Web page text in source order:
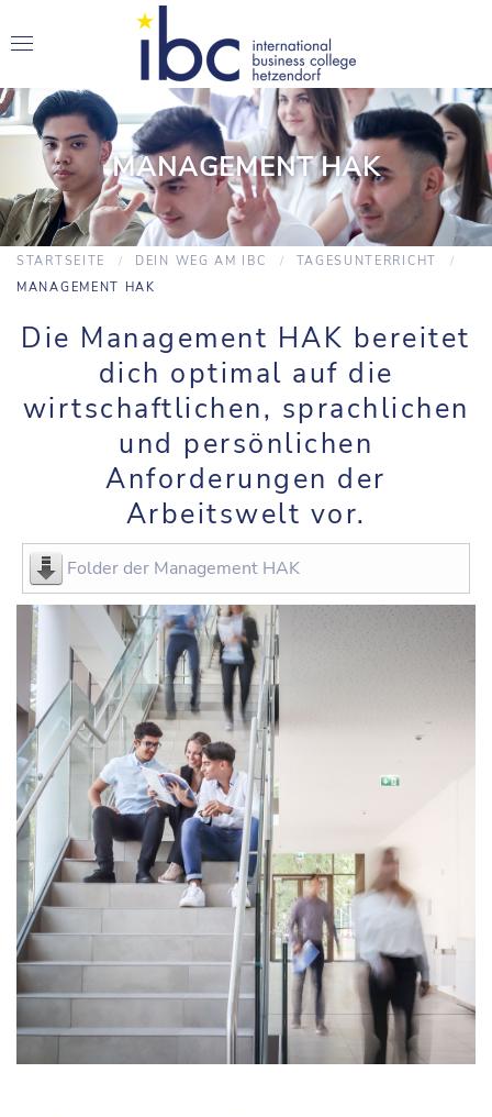
MANAGEMENT HAK
STARTSEITE DEIN WEG AM IBC
TAGESUNTERRICHT
MANAGEMENT HAK
Die Management HAK bereitet
dich optimal auf die
wirtschaftlichen, sprachlichen
und persönlichen
Anforderungen der
Arbeitswelt vor.
Folder der Management HAK